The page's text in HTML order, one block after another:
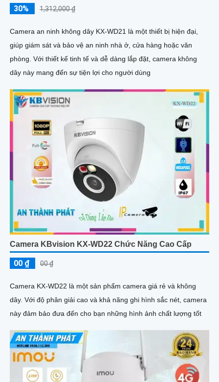
30% 1,312,000 ₫
Camera an ninh không dây KX-WD21 là một thiết bị hiện đại,
giúp giám sát và bảo vệ an ninh nhà ở, cửa hàng hoặc văn
phòng. Với thiết kế tinh tế và dễ dàng lắp đặt, camera không
dây này mang đến sự tiện lợi cho người dùng
Camera KBvision KX-WD22 Chức Năng Cao Cấp
00 ₫ 00 ₫
Camera KX-WD22 là một sản phẩm camera giá rẻ và không
dây. Với độ phân giải cao và khả năng ghi hình sắc nét, camera
này đảm bảo đưa đến cho bạn những hình ảnh chất lượng tốt